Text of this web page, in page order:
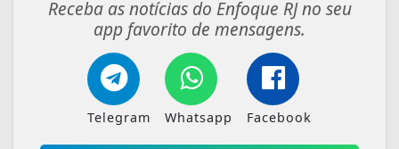
Receba as notícias do Enfoque RJ no seu
app favorito de mensagens.
Telegram Whatsapp Facebook